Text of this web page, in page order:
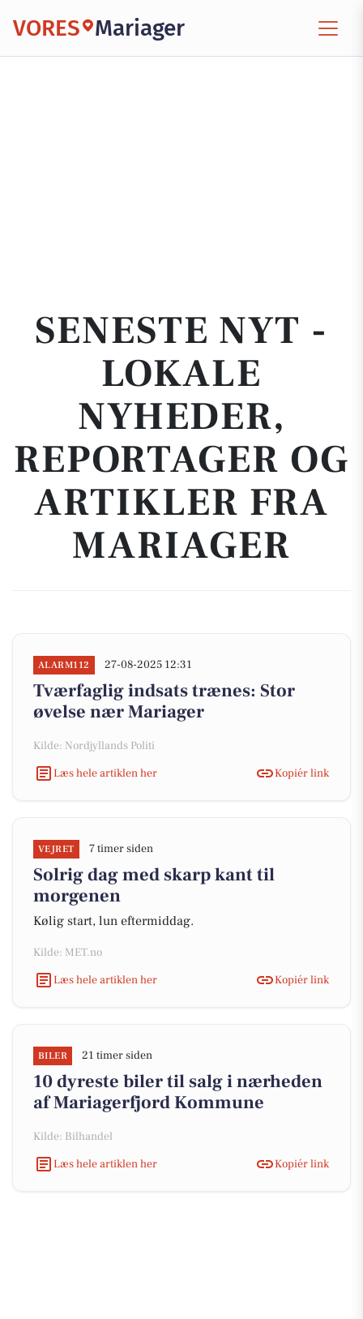
VORES Mariager
SENESTE NYT -
LOKALE
NYHEDER,
REPORTAGER OG
ARTIKLER FRA
MARIAGER
ALARM112 27-08-2025 12:31
Tværfaglig indsats trænes: Stor
øvelse nær Mariager
Kilde: Nordjyllands Politi
Læs hele artiklen her
Kopiér link
VEJRET 7 timer siden
Solrig dag med skarp kant til
morgenen
Kølig start, lun eftermiddag.
Kilde: MET.no
Læs hele artiklen her
Kopiér link
BILER 21 timer siden
10 dyreste biler til salg i nærheden
af Mariagerfjord Kommune
Kilde: Bilhandel
Læs hele artiklen her
Kopiér link